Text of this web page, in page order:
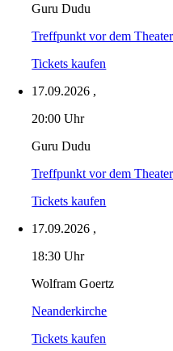
Guru Dudu
Treffpunkt vor dem
Tickets kaufen
17.09.2026 ,
20:00 Uhr
Guru Dudu
Treffpunkt vor dem
Tickets kaufen
17.09.2026 ,
18:30 Uhr
Wolfram Goertz
Neanderkirche
Tickets kaufen